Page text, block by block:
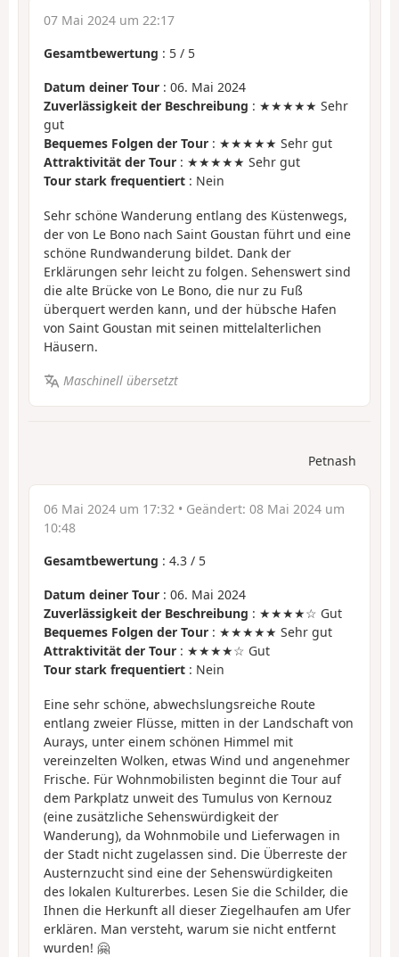
07 Mai 2024 um 22:17
Gesamtbewertung : 5 / 5
Datum deiner Tour : 06. Mai 2024
Zuverlässigkeit der Beschreibung : ★★★★★ Sehr
gut
Bequemes Folgen der Tour : ★★★★★ Sehr gut
Attraktivität der Tour : ★★★★★ Sehr gut
Tour stark frequentiert : Nein
Sehr schöne Wanderung entlang des Küstenwegs,
der von Le Bono nach Saint Goustan führt und eine
schöne Rundwanderung bildet. Dank der
Erklärungen sehr leicht zu folgen. Sehenswert sind
die alte Brücke von Le Bono, die nur zu Fuß
überquert werden kann, und der hübsche Hafen
von Saint Goustan mit seinen mittelalterlichen
Häusern.
Maschinell übersetzt
Petnash
06 Mai 2024 um 17:32 • Geändert: 08 Mai 2024 um
10:48
Gesamtbewertung : 4.3 / 5
Datum deiner Tour : 06. Mai 2024
Zuverlässigkeit der Beschreibung : ★★★★☆ Gut
Bequemes Folgen der Tour : ★★★★★ Sehr gut
Attraktivität der Tour : ★★★★☆ Gut
Tour stark frequentiert : Nein
Eine sehr schöne, abwechslungsreiche Route
entlang zweier Flüsse, mitten in der Landschaft von
Aurays, unter einem schönen Himmel mit
vereinzelten Wolken, etwas Wind und angenehmer
Frische. Für Wohnmobilisten beginnt die Tour auf
dem Parkplatz unweit des Tumulus von Kernouz
(eine zusätzliche Sehenswürdigkeit der
Wanderung), da Wohnmobile und Lieferwagen in
der Stadt nicht zugelassen sind. Die Überreste der
Austernzucht sind eine der Sehenswürdigkeiten
des lokalen Kulturerbes. Lesen Sie die Schilder, die
Ihnen die Herkunft all dieser Ziegelhaufen am Ufer
erklären. Man versteht, warum sie nicht entfernt
wurden! 🤗